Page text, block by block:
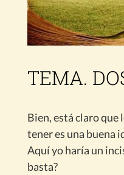
TEMA.
Bien, está claro que
tener es una buena
Aquí yo haría un
basta?